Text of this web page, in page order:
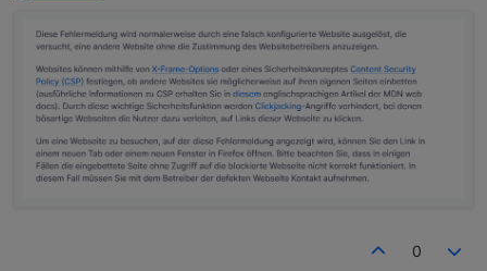
Woran könntes das liegen? Gibt es eine andere
Möglichkeit den Energiefluss zu visualisieren?
was steht denn unter weitere Informationen...?
0